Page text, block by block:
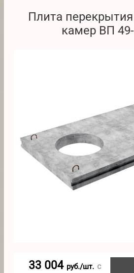
Плита
камер ВП
33 004 руб./шт. с